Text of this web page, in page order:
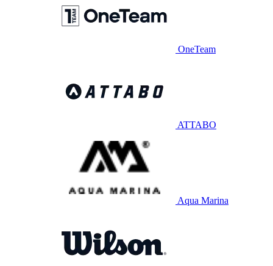
OneTeam
ATTABO
Aqua Marina